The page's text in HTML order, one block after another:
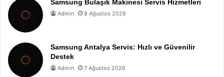
Samsung Bulaşık Makinesi Servis Hizmetleri
Admin 8 Ağustos 2026
Samsung Antalya Servis: Hızlı ve Güvenilir
Destek
Admin 7 Ağustos 2026